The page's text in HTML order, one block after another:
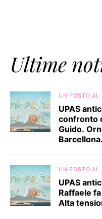
Ultime
UN POSTO AL
UPAS
confronto
Guido.
Barcellona.
UN POSTO AL
UPAS
Raffaele
Alta